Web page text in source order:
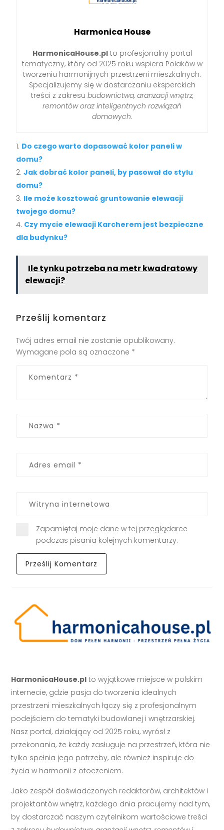
Harmonica House
HarmonicaHouse.plto profesjonalny portal
tematyczny, który od 2025 roku wspiera Polaków w
tworzeniu harmonijnych przestrzeni mieszkalnych.
Specjalizujemy się w dostarczaniu eksperckich
treści z zakresu budownictwa, aranżacji wnętrz,
remontów oraz inteligentnych rozwiązań
domowych.
Do czego warto dopasować kolor paneli w
domu?
Jak dobrać kolor paneli, by pasował do stylu
domu?
Ile może kosztować gruntowanie elewacji
twojego domu?
Czy mycie elewacji Karcherem jest bezpieczne
dla budynku?
Ile tynku potrzeba na metr kwadratowy
elewacji?
Prześlij komentarz
Twój adres email nie zostanie opublikowany.
Wymagane pola są oznaczone *
Zapamiętaj moje dane w tej przeglądarce
podczas pisania kolejnych komentarzy.
HarmonicaHouse.pl to wyjątkowe miejsce w polskim
internecie, gdzie pasja do tworzenia idealnych
przestrzeni mieszkalnych łączy się z profesjonalnym
podejściem do tematyki budowlanej i wnętrzarskiej.
Nasz portal, działający od 2025 roku, wyrósł z
przekonania, że każdy zasługuje na przestrzeń, która nie
tylko spełnia jego potrzeby, ale również inspiruje do
życia w harmonii z otoczeniem.
Jako zespół doświadczonych redaktorów, architektów i
projektantów wnętrz, każdego dnia pracujemy nad tym,
by dostarczać naszym czytelnikom wartościowe treści